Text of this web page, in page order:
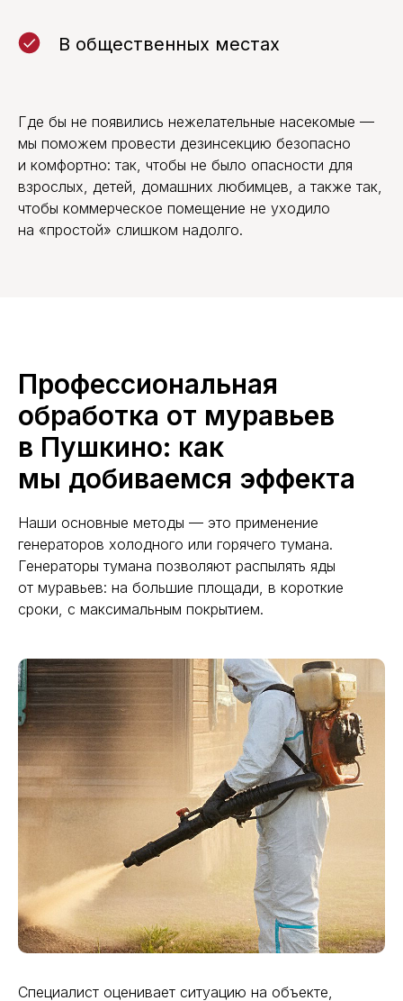
В общественных местах
Где бы не появились нежелательные насекомые —
мы поможем провести дезинсекцию безопасно
и комфортно: так, чтобы не было опасности для
взрослых, детей, домашних любимцев, а также так,
чтобы коммерческое помещение не уходило
на «простой» слишком надолго.
Профессиональная
обработка от муравьев
в Пушкино: как
мы добиваемся эффекта
Наши основные методы — это применение
генераторов холодного или горячего тумана.
Генераторы тумана позволяют распылять яды
от муравьев: на большие площади, в короткие
сроки, с максимальным покрытием.
Специалист оценивает ситуацию на объекте,